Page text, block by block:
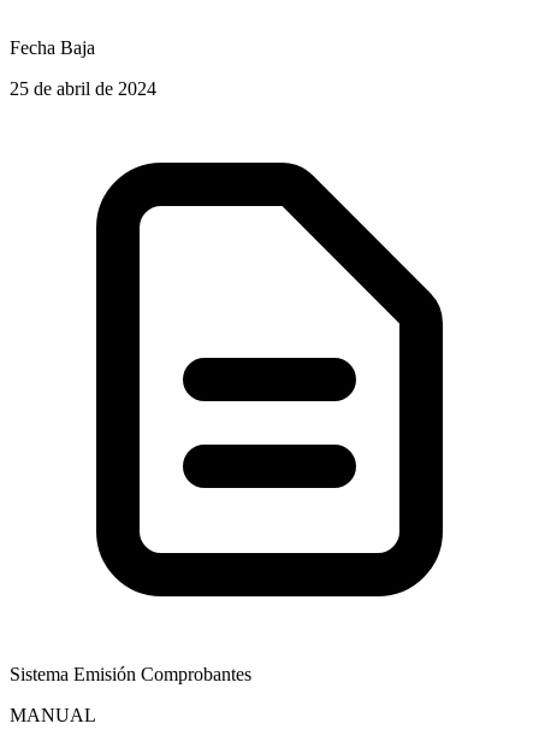
Fecha Baja
25 de abril de 2024
Sistema Emisión Comprobantes
MANUAL